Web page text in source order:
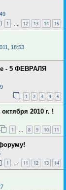
1 12 13 14 15
18:53
- 5 ФЕВРАЛЯ
1 2 3 4 5
2010 г. !
1 8 9 10 11
1 11 12 13 14